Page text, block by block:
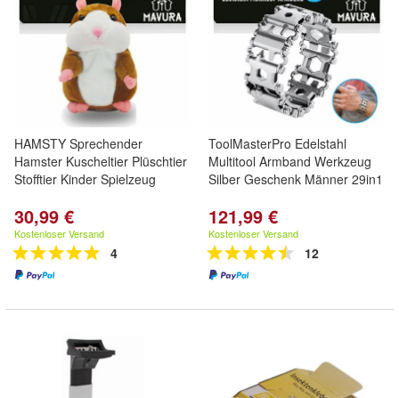
HAMSTY Sprechender
Hamster Kuscheltier Plüschtier
Stofftier Kinder Spielzeug
30,99 €
Kostenloser Versand
4
ToolMasterPro Edelstahl
Multitool Armband Werkzeug
Silber Geschenk Männer 29in1
121,99 €
Kostenloser Versand
12